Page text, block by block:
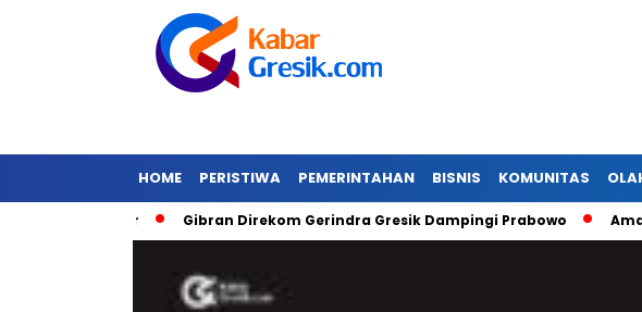
HOME PERISTIWA PEMERINTAHAN BISNIS KOMUNITAS
Gibran Direkom Gerindra Gresik Dampingi Prabowo Amazon